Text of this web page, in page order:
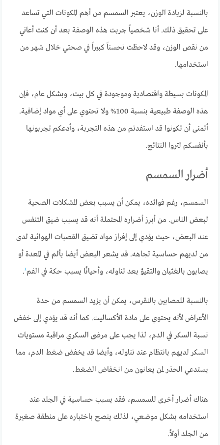
بالنسبة لزيادة الوزن، يعتبر السمسم من أهم المكونات التي تساعد
على تحقيق ذلك. أنا شخصياً جربت هذه الوصفة بعد أن كنت أعاني
من نقص الوزن، وقد لاحظت تحسناً كبيراً في صحتي خلال شهر من
استخدامها.
المكونات بسيطة واقتصادية وموجودة في كل بيت، وبشكل عام، فإن
هذه الوصفة طبيعية بنسبة 100% ولا تحتوي على أي مواد إضافية.
أتمنى أن تكونوا قد استفدتم من هذه التجربة، وأدعكم تجربونها
بأنفسكم لتروا النتائج.
أضرار السمسم
السمسم، رغم فوائده، يمكن أن يسبب بعض المشكلات الصحية
لبعض الناس. من أبرز أضراره المحتملة أنه قد يسبب ضيق التنفس
عند البعض، حيث يؤدي إلى إفراز مواد تضيق القصبات الهوائية لدى
من لديهم حساسية تجاهه. قد يشعر البعض أيضا بألم في المعدة أو
يصابون بالغثيان والتقيؤ بعد تناوله، وأحيانًا يسبب حكة في الفم¹
.
بالنسبة للمصابين بالنقرس، يمكن أن يزيد السمسم من حدة
الأعراض لأنه يحتوي على مادة الأكساليت. كما أنه قد يؤدي إلى خفض
نسبة السكر في الدم، لذا يجب على مرضى السكري مراقبة مستويات
السكر لديهم بانتظام عند تناوله، وأيضا قد يخفض ضغط الدم، مما
يستدعي الحذر لمن يعانون من انخفاض الضغط.
هناك أضرار أخرى للسمسم، فقد يسبب حساسية في الجلد عند
استخدامه بشكل موضعي، لذلك ينصح باختباره على منطقة صغيرة
من الجلد أولاً.